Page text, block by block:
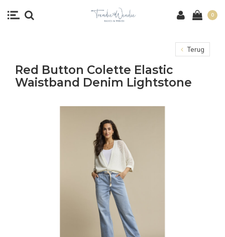
0
Terug
Red Button Colette Elastic
Waistband Denim Lightstone